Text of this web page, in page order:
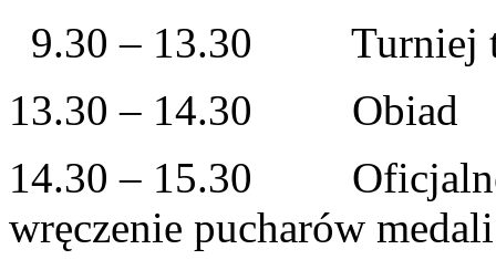
9.30 – 13.30 Turniej
13.30 – 14.30 Obiad
14.30 – 15.30 Oficjalne
wręczenie pucharów medali